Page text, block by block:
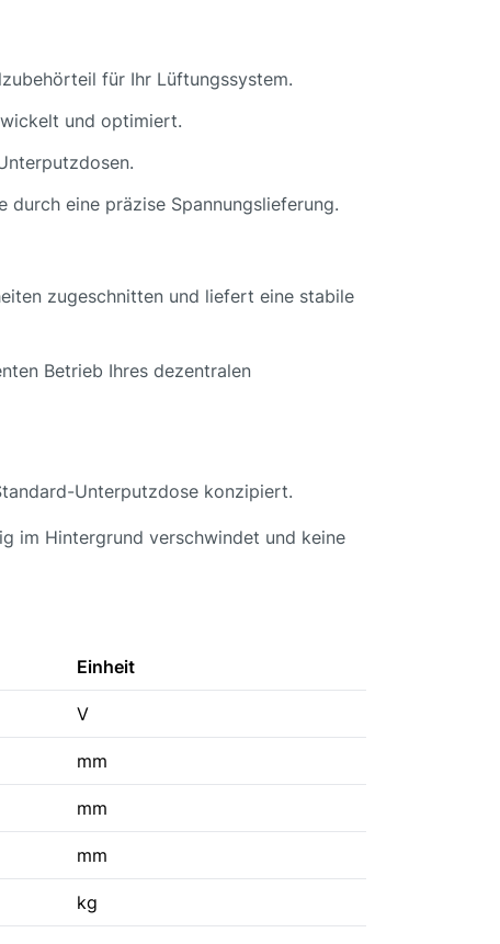
für Ihr Lüftungssystem.
und optimiert.
eine präzise Spannungslieferung.
zugeschnitten und liefert eine stabile
Betrieb Ihres dezentralen
Unterputzdose konzipiert.
im Hintergrund verschwindet und keine
Einheit
V
mm
mm
mm
kg